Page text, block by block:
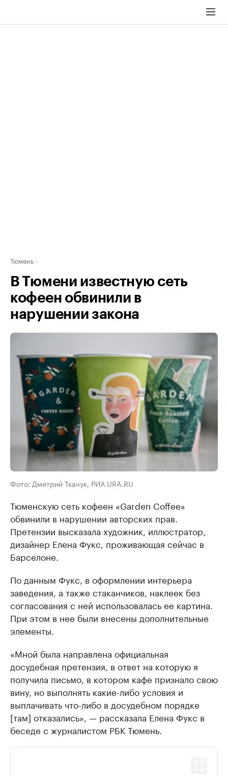
Тюмень
В Тюмени известную сеть
кофеен обвинили в
нарушении закона
Фото: Дмитрий Ткачук, РИА URA.RU
Тюменскую сеть кофеен «Garden Coffee»
обвинили в нарушении авторских прав.
Претензии высказала художник, иллюстратор,
дизайнер Елена Фукс, проживающая сейчас в
Барселоне.
По данным Фукс, в оформлении интерьера
заведения, а также стаканчиков, наклеек без
согласования с ней использовалась ее картина.
При этом в нее были внесены дополнительные
элементы.
«Мной была направлена официальная
досудебная претензия, в ответ на которую я
получила письмо, в котором кафе признало свою
вину, но выполнять какие-либо условия и
выплачивать что-либо в досудебном порядке
[там] отказались», — рассказала Елена Фукс в
беседе с журналистом РБК Тюмень.